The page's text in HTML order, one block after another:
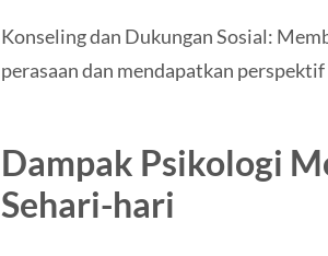
Konseling dan Dukungan Sosial:
perasaan dan mendapatkan perspektif
Dampak Psikologi
Sehari-hari